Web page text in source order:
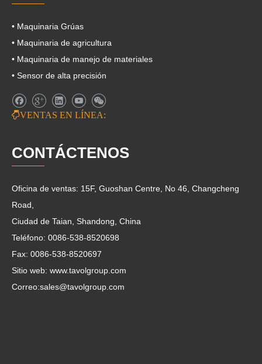
• Maquinaria Grúas
• Maquinaria de agricultura
• Maquinaria de manejo de materiales
• Sensor de alta precisión
VENTAS EN LÍNEA:
CONTÁCTENOS
Oficina de ventas: 15F, Guoshan Centre, No 46, Changcheng
Road,
Ciudad de Taian, Shandong, China
Teléfono: 0086-538-8520698
Fax: 0086-538-8520697
Sitio web: www.tavolgroup.com
Correo:sales@tavolgroup.com